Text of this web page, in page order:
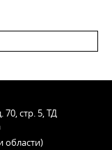
70, стр. 5, ТД
области)